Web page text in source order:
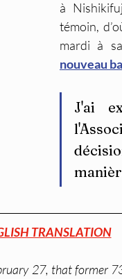
à
témoin,
mardi à
nouveau
J'ai
TRANSLATION
27, that former